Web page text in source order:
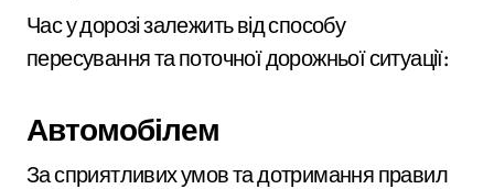
Час у дорозі залежить від способу
пересування та поточної дорожньої ситуації:
Автомобілем
За сприятливих умов та дотримання правил